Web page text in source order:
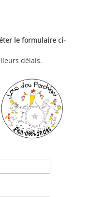
le formulaire ci-
délais.